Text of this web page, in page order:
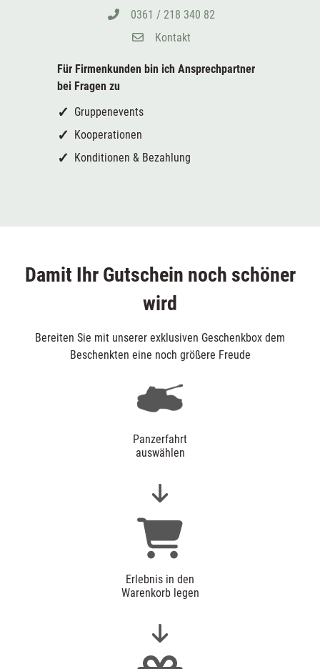
0361 / 218 340 82
Kontakt
Für Firmenkunden bin ich Ansprechpartner
bei Fragen zu
Gruppenevents
Kooperationen
Konditionen & Bezahlung
Damit Ihr Gutschein noch schöner
wird
Bereiten Sie mit unserer exklusiven Geschenkbox dem
Beschenkten eine noch größere Freude
Panzerfahrt
auswählen
Erlebnis in den
Warenkorb legen